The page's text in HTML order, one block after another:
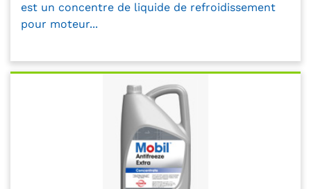
est un concentre de liquide de refroidissement
pour moteur...